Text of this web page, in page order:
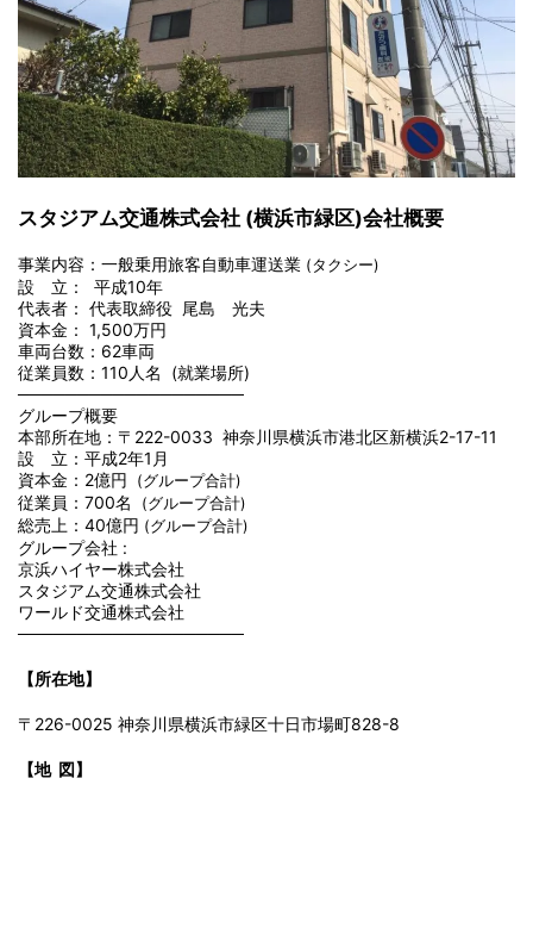
スタジアム交通株式会社 (横浜市緑区)会社概要
事業内容：一般乗用旅客自動車運送業 (タクシー)
設 立： 平成10年
代表者： 代表取締役 尾島 光夫
資本金： 1,500万円
車両台数：62車両
従業員数：110人名 (就業場所)
───────────────────
グループ概要
本部所在地：〒222-0033 神奈川県横浜市港北区新横浜2-17-11
設 立：平成2年1月
資本金：2億円
(グループ合計)
従業員：700名 (グループ合計)
総売上：40億円 (グループ合計)
グループ会社 :
京浜ハイヤー株式会社
スタジアム交通株式会社
ワールド交通株式会社
───────────────────
【所在地】
〒226-0025 神奈川県横浜市緑区十日市場町828-8
【地 図】